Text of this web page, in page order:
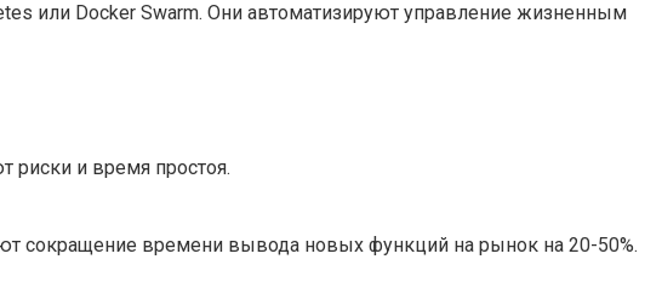
или Docker Swarm. Они автоматизируют управление жизненным
риски и время простоя.
сокращение времени вывода новых функций на рынок на 20-50%.